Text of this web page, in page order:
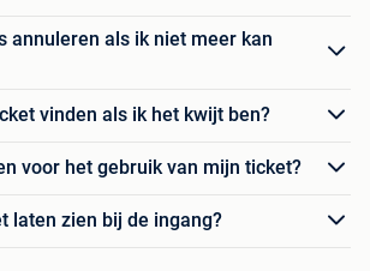
annuleren als ik niet meer kan
vinden als ik het kwijt ben?
voor het gebruik van mijn ticket?
laten zien bij de ingang?